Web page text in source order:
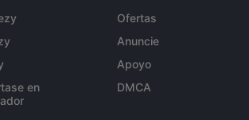
en
Ofertas
Anuncie
Apoyo
DMCA